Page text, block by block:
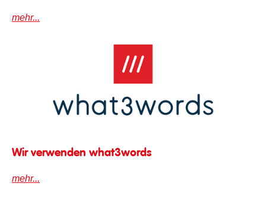
mehr...
Wir verwenden what3words
mehr...